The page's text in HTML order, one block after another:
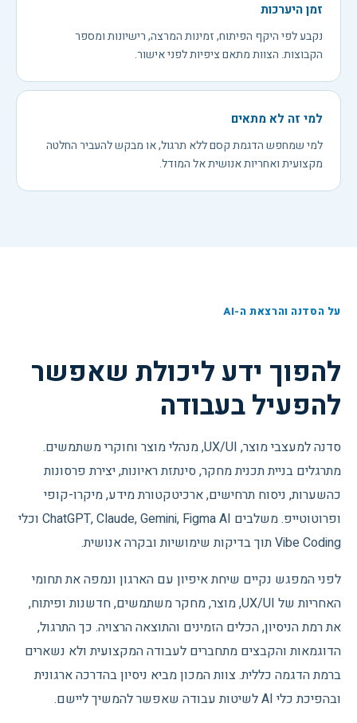
זמן היערכות
נקבע לפי היקף הפיתוח, זמינות המרצה, רישיונות ומספר
הקבוצות. הצוות מתאם ציפיות לפני אישור.
למי זה לא מתאים
למי שמחפש הדגמת קסם ללא תרגול, או מבקש להעביר החלטה
מקצועית ואחריות אנושית אל המודל.
על הסדנה והרצאת ה-AI
להפוך ידע ליכולת שאפשר
להפעיל בעבודה
סדנה למעצבי מוצר, UX/UI, מנהלי מוצר וחוקרי משתמשים.
מתרגלים בניית תכנית מחקר, סינתזת ראיונות, יצירת פרסונות
כהשערות, ניסוח תרחישים, ארכיטקטורת מידע, מיקרו-קופי
ופרוטוטייפ. משלבים ChatGPT, Claude, Gemini, Figma AI וכלי
Vibe Coding תוך בדיקות שימושיות ובקרה אנושית.
לפני המפגש נקיים שיחת איפיון עם הארגון ונמפה את תחומי
האחריות של UX/UI, מוצר, מחקר משתמשים, חדשנות ופיתוח,
את רמת הניסיון, הכלים הזמינים והתוצאה הרצויה. כך התרגול,
הדוגמאות והקבצים מתחברים לעבודה המקצועית ולא נשארים
ברמת הדגמה כללית. צוות המכון מביא ניסיון בהדרכה ארגונית
ובהפיכת כלי AI לשיטות עבודה שאפשר להמשיך ליישם.